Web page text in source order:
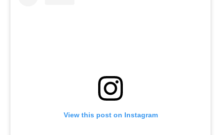
View this post on Instagram